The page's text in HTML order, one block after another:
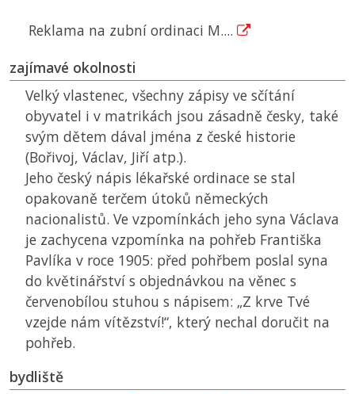
Reklama na zubní ordinaci M....
zajímavé okolnosti
Velký vlastenec, všechny zápisy ve sčítání
obyvatel i v matrikách jsou zásadně česky, také
svým dětem dával jména z české historie
(Bořivoj, Václav, Jiří atp.).
Jeho český nápis lékařské ordinace se stal
opakovaně terčem útoků německých
nacionalistů. Ve vzpomínkách jeho syna Václava
je zachycena vzpomínka na pohřeb Františka
Pavlíka v roce 1905: před pohřbem poslal syna
do květinářství s objednávkou na věnec s
červenobílou stuhou s nápisem: „Z krve Tvé
vzejde nám vítězství!“, který nechal doručit na
pohřeb.
bydliště